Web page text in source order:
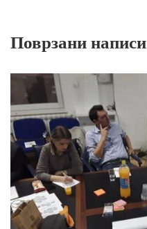
Поврзани написи